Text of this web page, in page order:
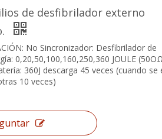
de desfibrilador externo
No Sincronizador: Desfibrilador de
0,20,50,100,160,250,360 JOULE
360J descarga 45 veces (cuando se
10 veces)